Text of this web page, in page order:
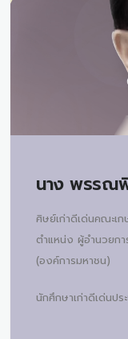
นาง พรรณ
ศิษย์เก่าดีเด่นคณะเ
ตำแหน่ง ผู้อำนวยก
(องค์การมหาชน)
นักศึกษาเก่าดีเด่นปร